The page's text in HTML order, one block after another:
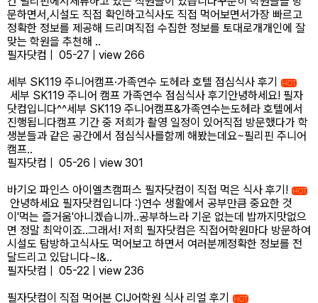
문하면서,시설도 직접 확인하고식사도 직접 먹어보면서가장 빠르고
정확한 정보를 제공해 드리며직접 수집한 정보를 토대로개개인에 잘
맞는 학원을 추천해 ..
필자닷컴
05-27
view 266
세부 SK119 주니어캠프·가족연수 도헤라 호텔 점심식사 후기
HOT
세부 SK119 주니어 캠프 가족연수 점심식사 후기안녕하세요! 필자
닷컴입니다^^세부 SK119 주니어캠프&가족연수는도헤라 호텔에서
진행됩니다캠프 기간 중 저희가 촬영 일정이 있어직접 방문했다가 학
생분들과 같은 공간에서 점심식사를함께 해봤는데요~필리핀 주니어
캠프..
필자닷컴
05-26
view 301
바기오 파인스 아이엘츠캠퍼스 필자닷컴이 직접 먹은 식사 후기!
HOT
안녕하세요 필자닷컴입니다 :)연수 생활에서 공부만큼 중요한 것
이'먹는 즐거움'아니겠습니까..공부하느라 기운 없는데 밥까지맛없으
면 정말 최악이죠..그래서! 저희 필자닷컴은 직접어학원마다 방문하여
시설도 탐방하고식사도 먹어보고 하면서 여러분께정확한 정보를 전
달드리고 있답니다~!&..
필자닷컴
05-22
view 236
필자닷컴이 직접 먹어본 CIJ어학원 식사 리얼 후기
HOT